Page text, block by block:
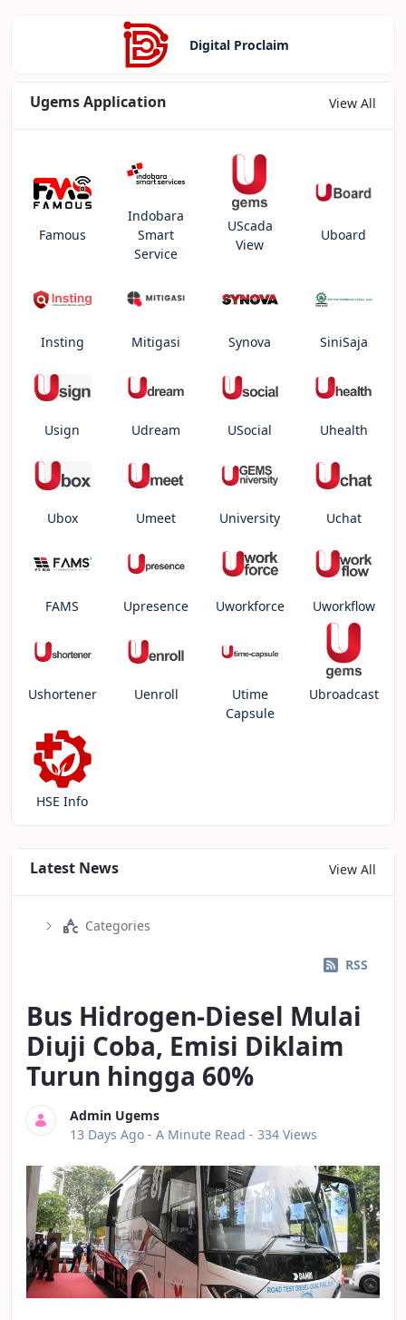
Digital Proclaim
Ugems Application View All
Famous
Indobara
Smart
Service
UScada
View
Uboard
Insting Mitigasi Synova SiniSaja
Usign Udream USocial Uhealth
Ubox Umeet University Uchat
FAMS Upresence Uworkforce Uworkflow
Ushortener Uenroll
Utime
Capsule
Ubroadcast
HSE Info
Latest News View All
Categories
RSS
Bus Hidrogen-Diesel Mulai
Diuji Coba, Emisi Diklaim
Turun hingga 60%
Admin Ugems
Published Date
13 Days Ago - A Minute Read - 334 Views